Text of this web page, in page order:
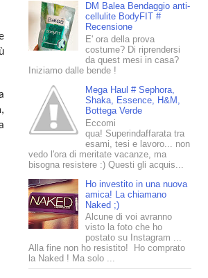
,
DM Balea Bendaggio anti-
cellulite BodyFIT #
Recensione
E' ora della prova
costume? Di riprendersi
da quest mesi in casa?
Iniziamo dalle bende !
Mega Haul # Sephora,
Shaka, Essence, H&M,
Bottega Verde
Eccomi
qua! Superindaffarata tra
esami, tesi e lavoro... non
vedo l'ora di meritate vacanze, ma
bisogna resistere :) Questi gli acquis...
Ho investito in una nuova
amica! La chiamano
Naked ;)
Alcune di voi avranno
visto la foto che ho
postato su Instagram ...
Alla fine non ho resistito! Ho comprato
la Naked ! Ma solo ...